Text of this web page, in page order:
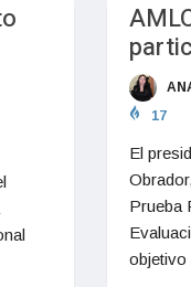
17
El
Prueba
objetivo